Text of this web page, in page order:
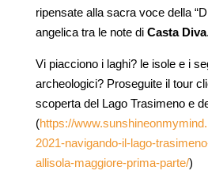
ripensate alla sacra voce della
angelica tra le note di Casta Diva.
Vi piacciono i laghi? le isole e i
archeologici? Proseguite il tour
scoperta del Lago Trasimeno e
(https://
2021-navigando-il-lago-
allisola-maggiore-prima-parte/)